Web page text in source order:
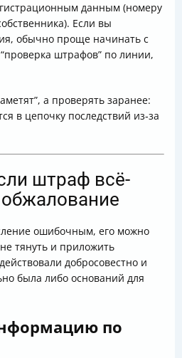
данным (номеру
Если вы
обычно проще начинать с
штрафов” по линии,
а проверять заранее:
в цепочку последствий из‑за
штраф всё-
ошибочным, его можно
тянуть и приложить
добросовестно и
была либо оснований для
по